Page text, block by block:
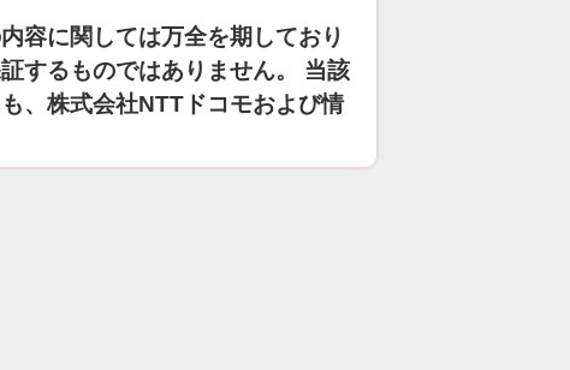
容に関しては万全を期しており
するものではありません。 当該
、株式会社NTTドコモおよび情